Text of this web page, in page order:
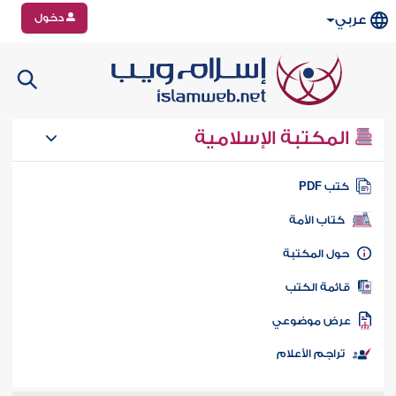
عربي دخول
المكتبة الإسلامية
كتب PDF
كتاب الأمة
المكتبة
الكتب
موضوعي